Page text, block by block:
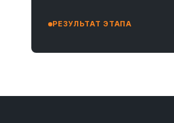
РЕЗУЛЬТАТ ЭТАПА